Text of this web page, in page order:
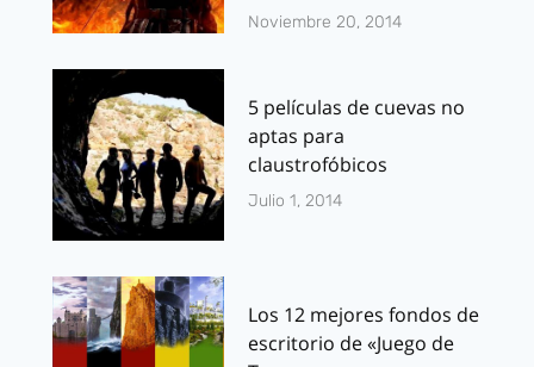
Noviembre 20, 2014
5 películas de cuevas no
aptas para
claustrofóbicos
Julio 1, 2014
Los 12 mejores fondos de
escritorio de «Juego de